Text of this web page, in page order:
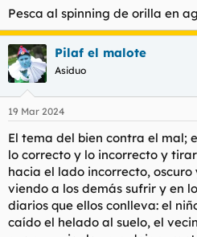
:
Pesca al spinning de orilla en
Pilaf el malote
Asiduo
19 Mar 2024
El tema del bien contra el mal;
lo correcto y lo incorrecto y
hacia el lado incorrecto,
viendo a los demás sufrir y en
diarios que ellos conlleva: el
caído el helado al suelo, el